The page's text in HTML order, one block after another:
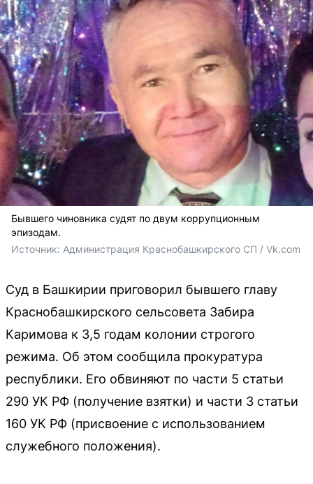
Бывшего чиновника судят по двум коррупционным
эпизодам.
Источник: Администрация Краснобашкирского СП / Vk.com
Суд в Башкирии приговорил бывшего главу
Краснобашкирского сельсовета Забира
Каримова к 3,5 годам колонии строгого
режима. Об этом сообщила прокуратура
республики. Его обвиняют по части 5 статьи
290 УК РФ (получение взятки) и части 3 статьи
160 УК РФ (присвоение с использованием
служебного положения).